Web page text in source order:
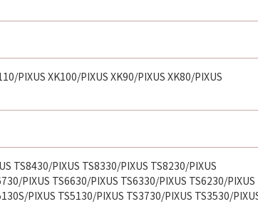
PIXUS XK100/PIXUS XK90/PIXUS XK80/PIXUS
TS8430/PIXUS TS8330/PIXUS TS8230/PIXUS
PIXUS TS6630/PIXUS TS6330/PIXUS TS6230/PIXUS
PIXUS TS5130/PIXUS TS3730/PIXUS TS3530/